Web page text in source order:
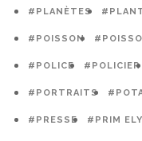
#PLANÈTES
#POISSON
#POLICE #POLICIER
#PORTRAITS
#PRESSE #PRIM